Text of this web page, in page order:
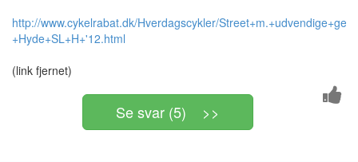
http://www.cykelrabat.dk/Hverdagscykler/
+Hyde+SL+H+'12.html
(link fjernet)
Se svar (5) >>